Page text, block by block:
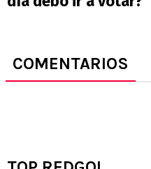
COMENTARIOS